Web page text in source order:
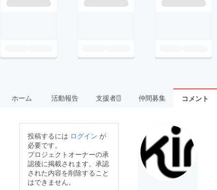
ホーム 活動報告 支援者6 仲間募集 コメント
投稿するには ログイン が
必要です。
プロジェクトオーナーの承
認後に掲載されます。承認
された内容を削除すること
はできません。